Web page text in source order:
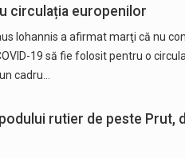
circulația europenilor
Iohannis a afirmat marţi că nu
19 să fie folosit pentru o
cadru…
rutier de peste Prut,